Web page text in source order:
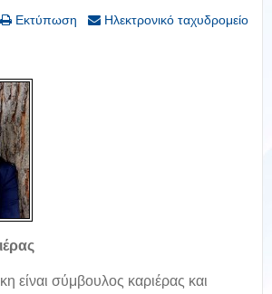
Εκτύπωση Ηλεκτρονικό ταχυδρομείο
είναι σύμβουλος καριέρας και